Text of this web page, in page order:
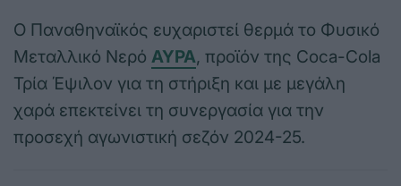
Ο Παναθηναϊκός ευχαριστεί θερμά το Φυσικό
Μεταλλικό Νερό ΑΥΡΑ, προϊόν της Coca-Cola
Τρία Έψιλον για τη στήριξη και με μεγάλη
χαρά επεκτείνει τη συνεργασία για την
προσεχή αγωνιστική σεζόν 2024-25.